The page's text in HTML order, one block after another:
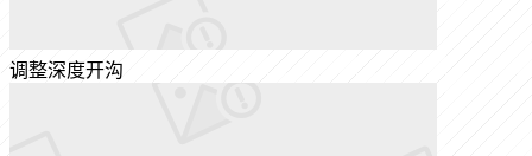
调整深度开沟